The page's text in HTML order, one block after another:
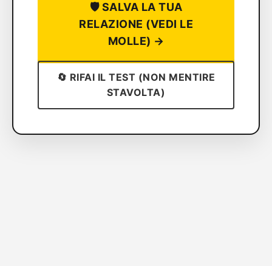
🛡️ SALVA LA TUA
RELAZIONE (VEDI LE
MOLLE) →
🔄 RIFAI IL TEST (NON MENTIRE
STAVOLTA)